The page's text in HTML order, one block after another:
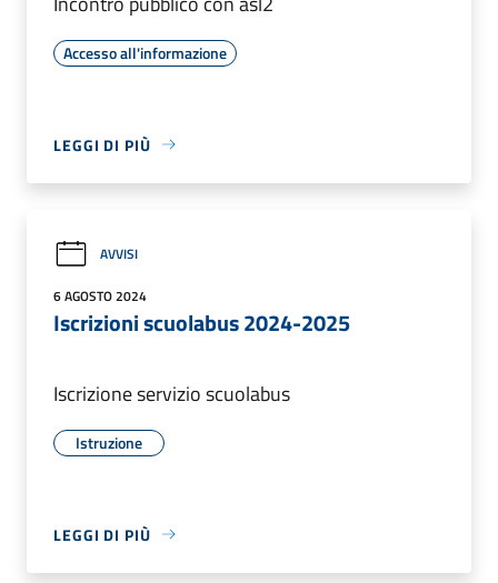
Accesso all'informazione
LEGGI DI PIÙ
AVVISI
6 AGOSTO 2024
Iscrizioni scuolabus 2024-2025
Iscrizione servizio scuolabus
Istruzione
LEGGI DI PIÙ